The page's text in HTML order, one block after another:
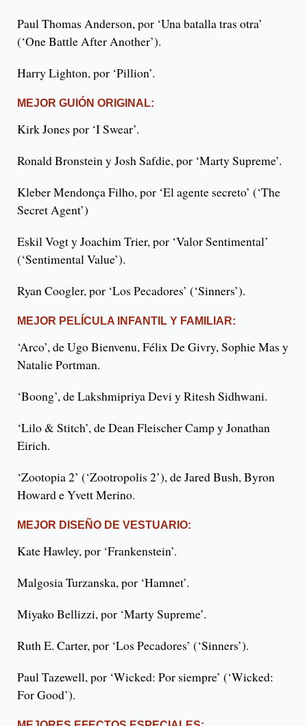
Paul Thomas Anderson, por ‘Una batalla tras otra’
(‘One Battle After Another’).
Harry Lighton, por ‘Pillion’.
MEJOR GUIÓN ORIGINAL:
Kirk Jones por ‘I Swear’.
Ronald Bronstein y Josh Safdie, por ‘Marty Supreme’.
Kleber Mendonça Filho, por ‘El agente secreto’ (‘The
Secret Agent’)
Eskil Vogt y Joachim Trier, por ‘Valor Sentimental’
(‘Sentimental Value’).
Ryan Coogler, por ‘Los Pecadores’ (‘Sinners’).
MEJOR PELÍCULA INFANTIL Y FAMILIAR:
‘Arco’, de Ugo Bienvenu, Félix De Givry, Sophie Mas y
Natalie Portman.
‘Boong’, de Lakshmipriya Devi y Ritesh Sidhwani.
‘Lilo & Stitch’, de Dean Fleischer Camp y Jonathan
Eirich.
‘Zootopia 2’ (‘Zootropolis 2’), de Jared Bush, Byron
Howard e Yvett Merino.
MEJOR DISEÑO DE VESTUARIO:
Kate Hawley, por ‘Frankenstein’.
Malgosia Turzanska, por ‘Hamnet’.
Miyako Bellizzi, por ‘Marty Supreme’.
Ruth E. Carter, por ‘Los Pecadores’ (‘Sinners’).
Paul Tazewell, por ‘Wicked: Por siempre’ (‘Wicked:
For Good’).